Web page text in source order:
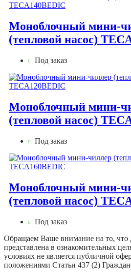
Моноблочный мини-
(тепловой насос)
Под заказ
Моноблочный мини-
(тепловой насос)
Под заказ
Моноблочный мини-
(тепловой насос)
Под заказ
Обращаем Ваше внимание на то, что
представлена в ознакомительных
условиях не является публичной
положениями Статьи 437 (2)